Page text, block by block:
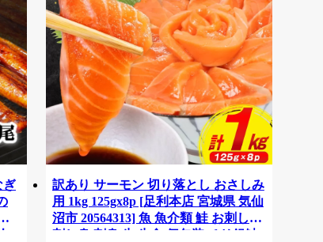
ぎ
訳あり サーモン 切り落とし おさしみ
用 1kg 125gx8p [足利本店 宮城県 気仙
沼市 20564313] 魚 魚介類 鮭 お刺し身
刺し身 刺身 生 生食 個包装 チリ銀鮭